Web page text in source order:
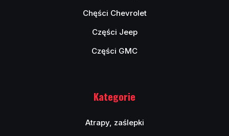
Chęści Chevrolet
Części Jeep
Części GMC
Kategorie
Atrapy, zaślepki